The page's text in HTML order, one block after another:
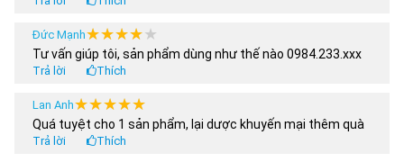
Đức Mạnh★★★★★
★★★★★
Tư vấn giúp tôi, sản phẩm dùng như thế nào 0984.233.xxx
Trả lời Thích
Lan Anh★★★★★
★★★★★
Quá tuyệt cho 1 sản phẩm, lại dược khuyến mại thêm quà
Trả lời Thích